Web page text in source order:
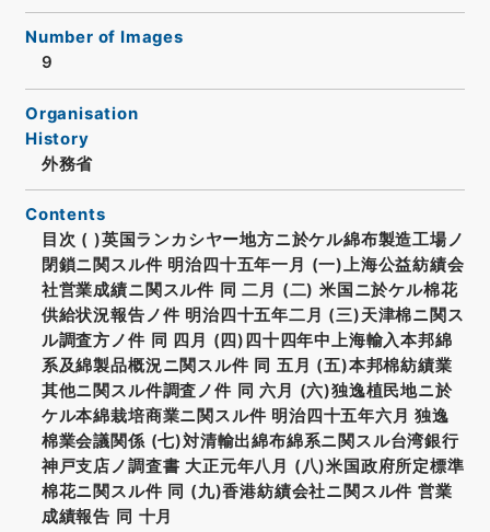
Number of Images
9
Organisation
History
外務省
Contents
目次 ( )英国ランカシヤー地方ニ於ケル綿布製造工場ノ
閉鎖ニ関スル件 明治四十五年一月 (一)上海公益紡績会
社営業成績ニ関スル件 同 二月 (二) 米国ニ於ケル棉花
供給状況報告ノ件 明治四十五年二月 (三)天津棉ニ関ス
ル調査方ノ件 同 四月 (四)四十四年中上海輸入本邦綿
系及綿製品概況ニ関スル件 同 五月 (五)本邦棉紡績業
其他ニ関スル件調査ノ件 同 六月 (六)独逸植民地ニ於
ケル本綿栽培商業ニ関スル件 明治四十五年六月 独逸
棉業会議関係 (七)対清輸出綿布綿系ニ関スル台湾銀行
神戸支店ノ調査書 大正元年八月 (八)米国政府所定標準
棉花ニ関スル件 同 (九)香港紡績会社ニ関スル件 営業
成績報告 同 十月